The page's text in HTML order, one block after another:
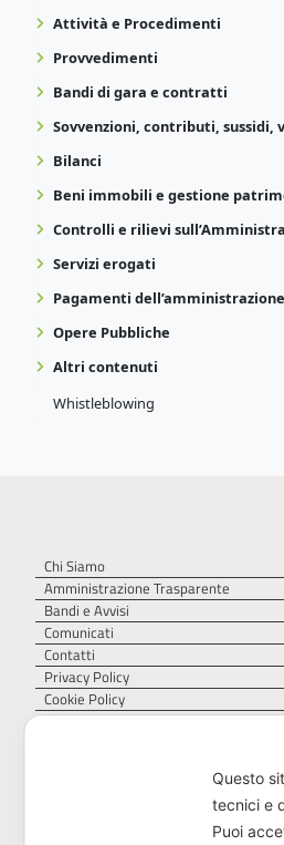
Attività e Procedimenti
Provvedimenti
Bandi di gara e contratti
Sovvenzioni, contributi, sussidi,
Bilanci
Beni immobili e gestione
Controlli e rilievi
Servizi erogati
Pagamenti dell’amministrazione
Opere Pubbliche
Altri contenuti
Whistleblowing
Chi Siamo
Amministrazione Trasparente
Bandi e Avvisi
Comunicati
Contatti
Privacy Policy
Cookie Policy
Questo
tecnici e
Puoi